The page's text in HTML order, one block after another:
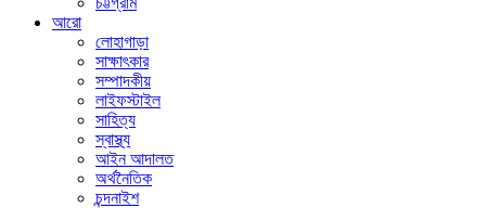
আরো
লোহাগাড়া
সাক্ষাৎকার
সম্পাদকীয়
লাইফস্টাইল
সাহিত্য
স্বাস্থ্য
আইন আদালত
অর্থনৈতিক
চন্দনাইশ